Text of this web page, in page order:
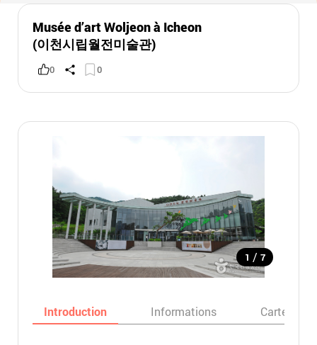
Musée d’art Woljeon à Icheon
(이천시립월전미술관)
0 0
1 / 7
Introduction Informations Carte